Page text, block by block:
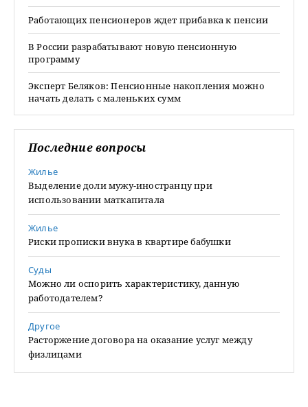
Работающих пенсионеров ждет прибавка к пенсии
В России разрабатывают новую пенсионную
программу
Эксперт Беляков: Пенсионные накопления можно
начать делать с маленьких сумм
Последние вопросы
Жилье
Выделение доли мужу-иностранцу при
использовании маткапитала
Жилье
Риски прописки внука в квартире бабушки
Суды
Можно ли оспорить характеристику, данную
работодателем?
Другое
Расторжение договора на оказание услуг между
физлицами